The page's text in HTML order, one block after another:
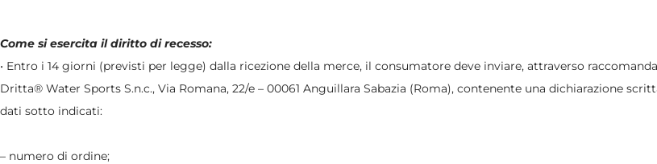
Come si esercita il diritto di recesso:
• Entro i 14 giorni (previsti per legge) dalla ricezione della merce, il consumatore deve inviare, attraverso
Dritta® Water Sports S.n.c., Via Romana, 22/e – 00061 Anguillara Sabazia (Roma), contenente una dichiarazione
dati sotto indicati:
– numero di ordine;